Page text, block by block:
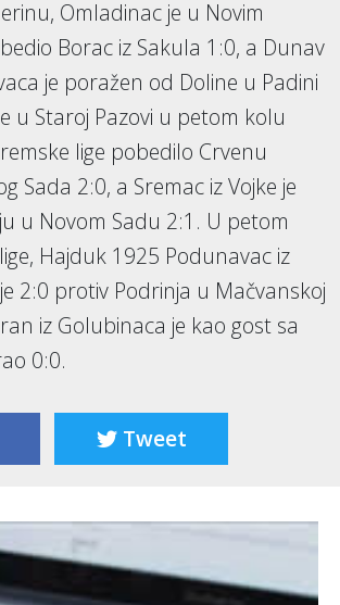
Omladinac je u Novim
Borac iz Sakula 1:0, a Dunav
je poražen od Doline u Padini
u Staroj Pazovi u petom kolu
lige pobedilo Crvenu
Sada 2:0, a Sremac iz Vojke je
u Novom Sadu 2:1. U petom
Hajduk 1925 Podunavac iz
2:0 protiv Podrinja u Mačvanskoj
iz Golubinaca je kao gost sa
0:0.
Tweet